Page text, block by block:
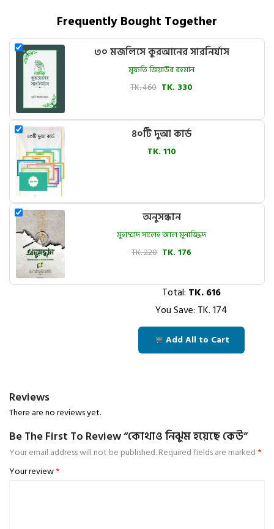
Frequently Bought Together
৩০ মজলিসে কুরআনের সারনির্যাস
মুফতি জিয়াউর রহমান
TK. 460 TK. 330
৪০টি দুআ কার্ড
TK. 110
অনুসন্ধান
মুহাম্মাদ সালেহ আল মুনাজ্জিদ
TK. 220 TK. 176
Total: TK.616
You Save: TK.174
Add All to Cart
Reviews
There are no reviews yet.
Be The First To Review “কোথাও নিঝুম হয়েছে কেউ”
Your email address will not be published.Required fields are marked *
Your review*